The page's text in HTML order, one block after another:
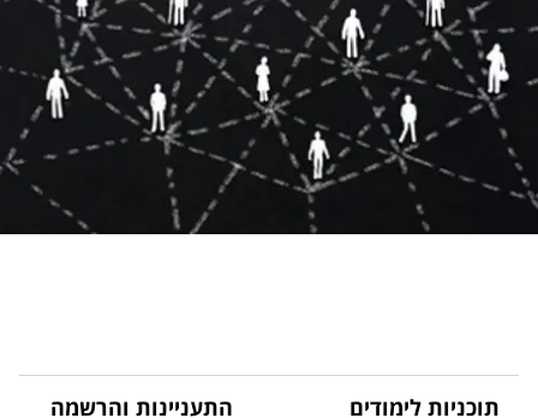
תוכניות לימודים התעניינות והרשמה